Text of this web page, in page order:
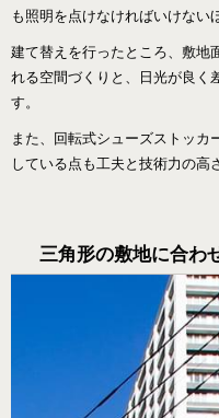
も照明を点けなければいけない
建て替えを行ったところ、敷地
れる空間づくりと、日光が良く
す。
また、回転式シューズストッカ
している点も工夫と技術力の高
三角形の敷地に合わ